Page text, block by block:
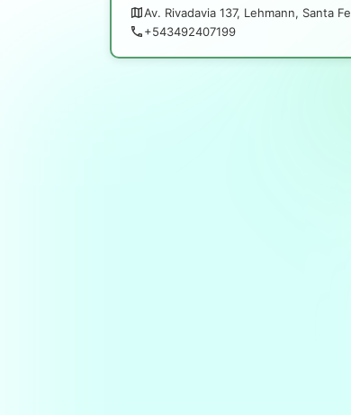
Av. Rivadavia 137, Lehmann, Santa Fe
+543492407199